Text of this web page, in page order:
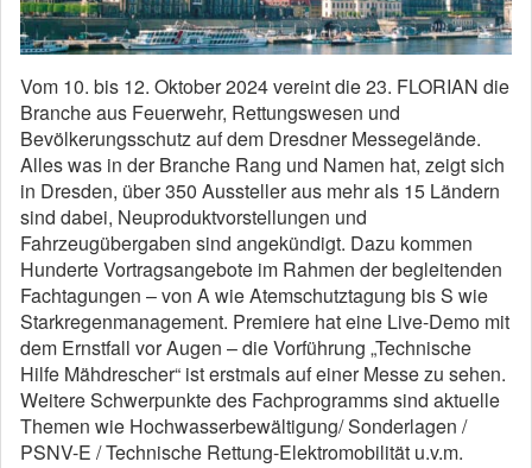
Vom 10. bis 12. Oktober 2024 vereint die 23. FLORIAN die
Branche aus Feuerwehr, Rettungswesen und
Bevölkerungsschutz auf dem Dresdner Messegelände.
Alles was in der Branche Rang und Namen hat, zeigt sich
in Dresden, über 350 Aussteller aus mehr als 15 Ländern
sind dabei, Neuproduktvorstellungen und
Fahrzeugübergaben sind angekündigt. Dazu kommen
Hunderte Vortragsangebote im Rahmen der begleitenden
Fachtagungen – von A wie Atemschutztagung bis S wie
Starkregenmanagement. Premiere hat eine Live-Demo mit
dem Ernstfall vor Augen – die Vorführung „Technische
Hilfe Mähdrescher“ ist erstmals auf einer Messe zu sehen.
Weitere Schwerpunkte des Fachprogramms sind aktuelle
Themen wie Hochwasserbewältigung/ Sonderlagen /
PSNV-E / Technische Rettung-Elektromobilität u.v.m.